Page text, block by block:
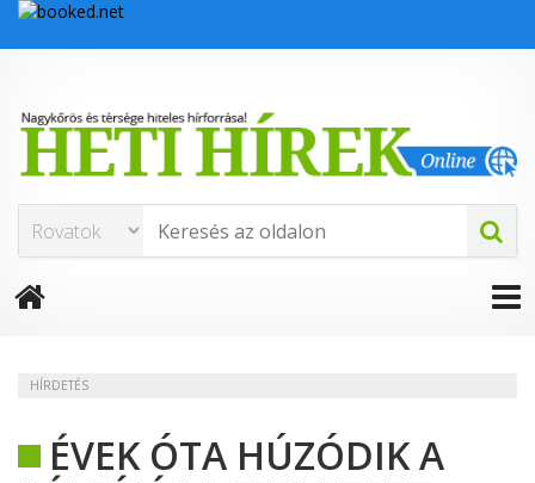
HÍRDETÉS
ÉVEK ÓTA HÚZÓDIK A